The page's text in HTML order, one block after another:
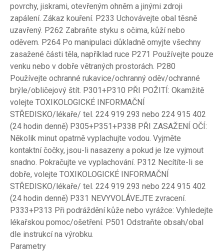
povrchy, jiskrami, otevřeným ohněm a jinými zdroji
zapálení. Zákaz kouření. P233 Uchovávejte obal těsně
uzavřený. P262 Zabraňte styku s očima, kůží nebo
oděvem. P264 Po manipulaci důkladně omyjte všechny
zasažené části těla, například ruce P271 Používejte pouze
venku nebo v dobře větraných prostorách. P280
Používejte ochranné rukavice/ochranný oděv/ochranné
brýle/obličejový štít. P301+P310 PŘI POŽITÍ: Okamžitě
volejte TOXIKOLOGICKÉ INFORMAČNÍ
STŘEDISKO/lékaře/ tel. 224 919 293 nebo 224 915 402
(24 hodin denně) P305+P351+P338 PŘI ZASAŽENÍ OČÍ:
Několik minut opatrně vyplachujte vodou. Vyjměte
kontaktní čočky, jsou-li nasazeny a pokud je lze vyjmout
snadno. Pokračujte ve vyplachování. P312 Necítíte-li se
dobře, volejte TOXIKOLOGICKÉ INFORMAČNÍ
STŘEDISKO/lékaře/ tel. 224 919 293 nebo 224 915 402
(24 hodin denně) P331 NEVYVOLÁVEJTE zvracení.
P333+P313 Při podráždění kůže nebo vyrážce: Vyhledejte
lékařskou pomoc/ošetření. P501 Odstraňte obsah/obal
dle instrukcí na výrobku.
Parametry